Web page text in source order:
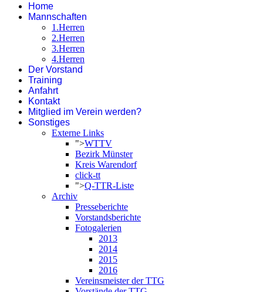
Home
Mannschaften
1.Herren
2.Herren
3.Herren
4.Herren
Der Vorstand
Training
Anfahrt
Kontakt
Mitglied im Verein werden?
Sonstiges
Externe Links
">WTTV
Bezirk Münster
Kreis Warendorf
click-tt
">Q-TTR-Liste
Archiv
Presseberichte
Vorstandsberichte
Fotogalerien
2013
2014
2015
2016
Vereinsmeister der TTG